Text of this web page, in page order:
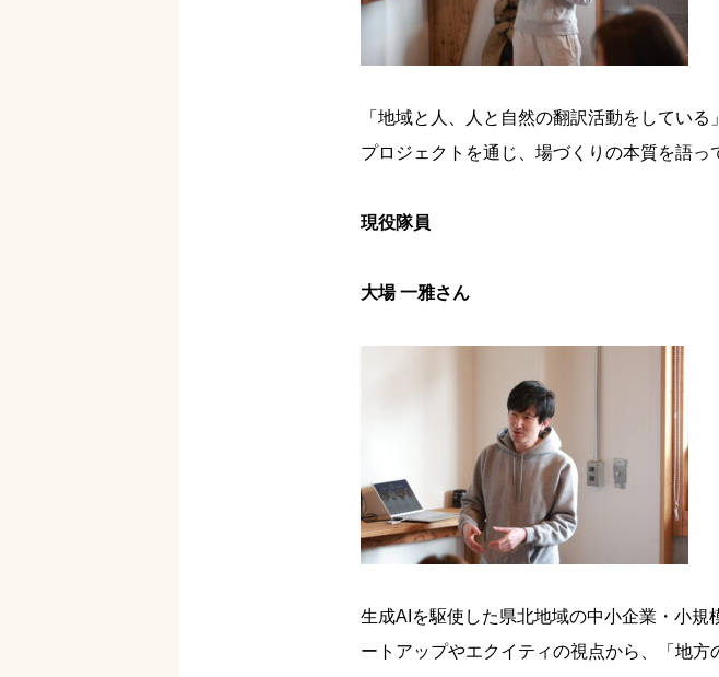
「地域と人、人と自然の翻訳活動をしてい
プロジェクトを通じ、場づくりの本質を語っ
現役隊員
大場 一雅さん
生成AIを駆使した県北地域の中小企業・小
ートアップやエクイティの視点から、「地